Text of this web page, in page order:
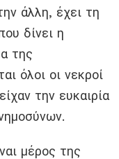
άλλη, έχει τη
δίνει η
της
όλοι οι νεκροί
την ευκαιρία
μέρος της